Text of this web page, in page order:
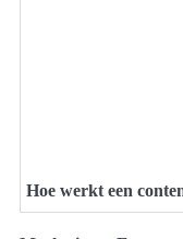
Hoe werkt een